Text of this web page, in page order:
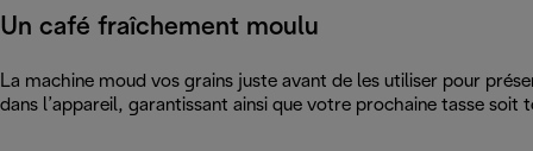
Un café fraîchement moulu
La machine moud vos grains juste avant de les utiliser pour
dans l’appareil, garantissant ainsi que votre prochaine tasse soit